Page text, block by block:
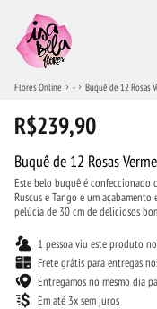
Flores Online - Buquê de 12 Rosas
R$239,90
Buquê de 12 Rosas
Este belo buquê é confeccionado
Ruscus e Tango e um
pelúcia de 30 cm de deliciosos
1 pessoa viu este produto
Frete grátis para entregas
Entregamos no mesmo dia
Em até 3x sem juros